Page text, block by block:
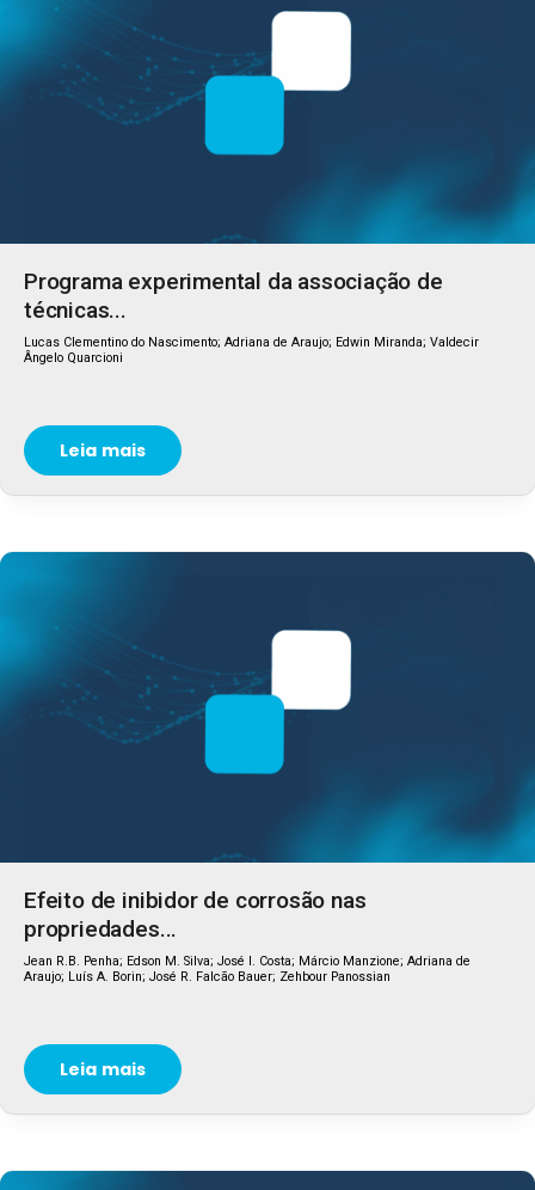
Programa experimental da associação de
técnicas...
Lucas Clementino do Nascimento; Adriana de Araujo; Edwin Miranda; Valdecir
Ângelo Quarcioni
Leia mais
Efeito de inibidor de corrosão nas
propriedades...
Jean R.B. Penha; Edson M. Silva; José I. Costa; Márcio Manzione; Adriana de
Araujo; Luís A. Borin; José R. Falcão Bauer; Zehbour Panossian
Leia mais